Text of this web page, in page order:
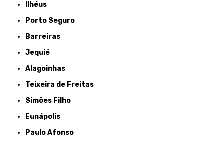
Ilhéus
Porto Seguro
Barreiras
Jequié
Alagoinhas
Teixeira de Freitas
Simões Filho
Eunápolis
Paulo Afonso